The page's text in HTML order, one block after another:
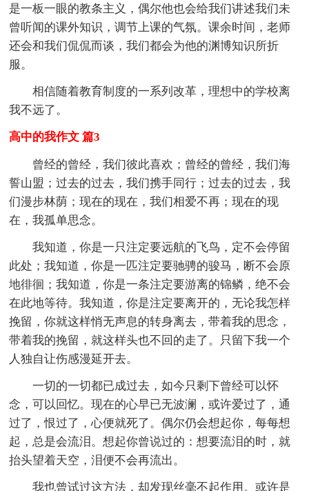
是一板一眼的教条主义，偶尔他也会给我们讲述我们未
曾听闻的课外知识，调节上课的气氛。课余时间，老师
还会和我们侃侃而谈，我们都会为他的渊博知识所折
服。
相信随着教育制度的一系列改革，理想中的学校离
我不远了。
高中的我作文 篇3
曾经的曾经，我们彼此喜欢；曾经的曾经，我们海
誓山盟；过去的过去，我们携手同行；过去的过去，我
们漫步林荫；现在的现在，我们相爱不再；现在的现
在，我孤单思念。
我知道，你是一只注定要远航的飞鸟，定不会停留
此处；我知道，你是一匹注定要驰骋的骏马，断不会原
地徘徊；我知道，你是一条注定要游离的锦鳞，绝不会
在此地等待。我知道，你是注定要离开的，无论我怎样
挽留，你就这样悄无声息的转身离去，带着我的思念，
带着我的挽留，就这样头也不回的走了。只留下我一个
人独自让伤感漫延开去。
一切的一切都已成过去，如今只剩下曾经可以怀
念，可以回忆。现在的心早已无波澜，或许爱过了，通
过了，恨过了，心便就死了。偶尔仍会想起你，每每想
起，总是会流泪。想起你曾说过的：想要流泪的时，就
抬头望着天空，泪便不会再流出。
我也曾试过这方法，却发现丝毫不起作用。或许是